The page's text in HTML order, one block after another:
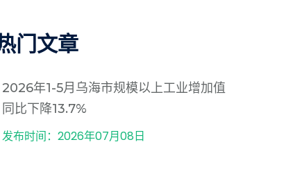
门文章
2026年1-5月乌海市规模以上工业增加值
同比下降13.7%
发布时间：2026年07月08日